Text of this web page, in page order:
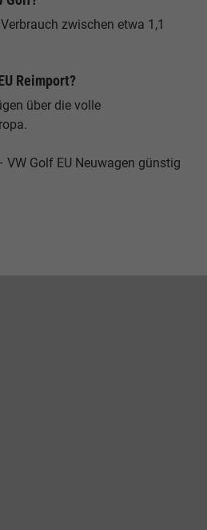
zwischen etwa 1,1
Reimport?
über die volle
Golf EU Neuwagen günstig